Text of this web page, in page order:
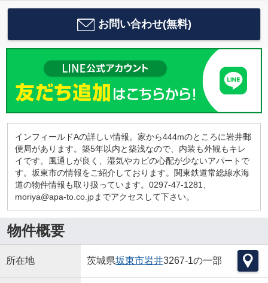
お問い合わせ(無料)
インフィールドAの詳しい情報。家から444mのところに岩井郵
便局があります。築5年以内と築浅なので、内装も外観もキレ
イです。風通しが良く、湿気やカビの心配が少ないアパートで
す。坂東市の情報をご紹介しております。関東鉄道常総線水海
道の物件情報も取り扱っています。0297-47-1281、
moriya@apa-to.co.jpまでアクセスして下さい。
物件概要
所在地 茨城県坂東市岩井3267-1の一部